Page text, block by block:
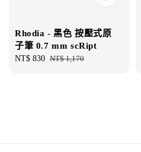
Rhodia - 黑色 按壓式原
子筆 0.7 mm scRipt
Sale
NT$ 830 Regular
NT$ 1,170